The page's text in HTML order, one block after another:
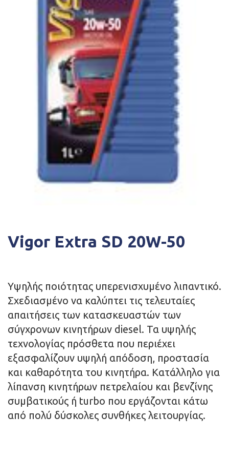
Vigor Extra SD 20W-50
Yψηλής ποιότητας υπερενισχυμένο λιπαντικό.
Σχεδιασμένο να καλύπτει τις τελευταίες
απαιτήσεις των κατασκευαστών των
σύγχρονων κινητήρων diesel. Τα υψηλής
τεχνολογίας πρόσθετα που περιέχει
εξασφαλίζουν υψηλή απόδοση, προστασία
και καθαρότητα του κινητήρα. Κατάλληλο για
λίπανση κινητήρων πετρελαίου και βενζίνης
συμβατικούς ή turbo που εργάζονται κάτω
από πολύ δύσκολες συνθήκες λειτουργίας.